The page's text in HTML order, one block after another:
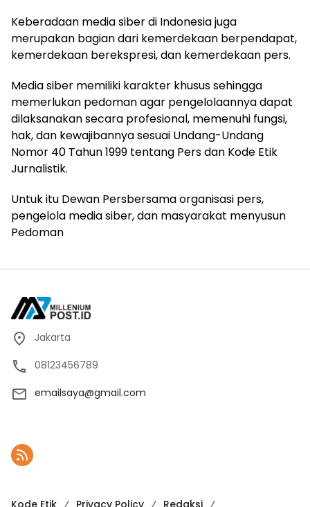
Keberadaan media siber di Indonesia juga
merupakan bagian dari kemerdekaan berpendapat,
kemerdekaan berekspresi, dan kemerdekaan pers.
Media siber memiliki karakter khusus sehingga
memerlukan pedoman agar pengelolaannya dapat
dilaksanakan secara profesional, memenuhi fungsi,
hak, dan kewajibannya sesuai Undang-Undang
Nomor 40 Tahun 1999 tentang Pers dan Kode Etik
Jurnalistik.
Untuk itu Dewan Persbersama organisasi pers,
pengelola media siber, dan masyarakat menyusun
Pedoman
Jakarta
08123456789
emailsaya@gmail.com
Kode Etik Privacy Policy Redaksi